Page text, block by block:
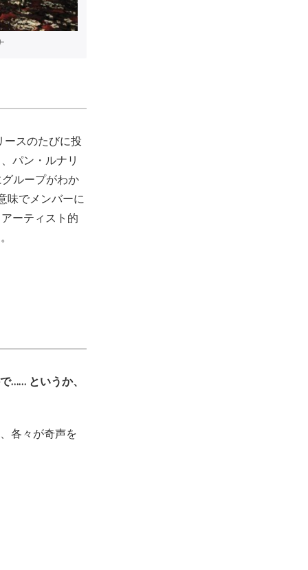
ースのたびに投
パン・ルナリ
ループがわか
味でメンバーに
ーティスト的
…… というか、
各々が奇声を